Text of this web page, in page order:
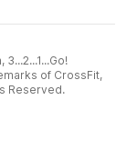
of CrossFit,
Reserved.